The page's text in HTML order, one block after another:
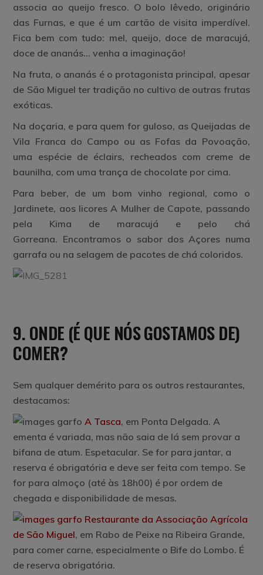
associa ao queijo fresco. O bolo lêvedo, originário
das Furnas, e que é um cartão de visita imperdível.
Fica bem com tudo: mel, queijo, doce de maracujá,
doce de ananás… venha a imaginação!
Na fruta, o ananás é o protagonista principal, apesar
de São Miguel ter tradição no cultivo de outras frutas
exóticas.
Na doçaria, e para quem for guloso, as Queijadas de
Vila Franca do Campo ou as Fofas da Povoação,
uma espécie de éclairs, recheados com creme de
baunilha, com uma trança de chocolate por cima.
Para beber, de um bomvinho regional, como o
Jardinete, aos licores A Mulher de Capote, passando
pela Kima de maracujá e pelo chá
Gorreana. Encontramos o sabor dos Açores numa
garrafa ou na selagem de pacotes de chá coloridos.
9. ONDE (É QUE NÓS GOSTAMOS DE)
COMER?
Sem qualquer demérito para os outros restaurantes,
destacamos:
A Tasca, em Ponta Delgada. A
ementa é variada, mas não saia de lá sem provar a
bifana de atum. Espetacular. Se for para jantar, a
reserva é obrigatória e deve ser feita com tempo. Se
for para almoço (até às 18h00) é por ordem de
chegada e disponibilidade de mesas.
Restaurante da Associação Agrícola
de São Miguel, em Rabo de Peixe na Ribeira Grande,
para comer carne, especialmente o Bife do Lombo. É
de reserva obrigatória.